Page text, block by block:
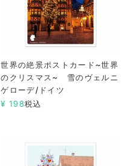
世界の絶景ポストカード~世界
のクリスマス~ 雪のヴェルニ
ゲローデ/ドイツ
¥ 198税込